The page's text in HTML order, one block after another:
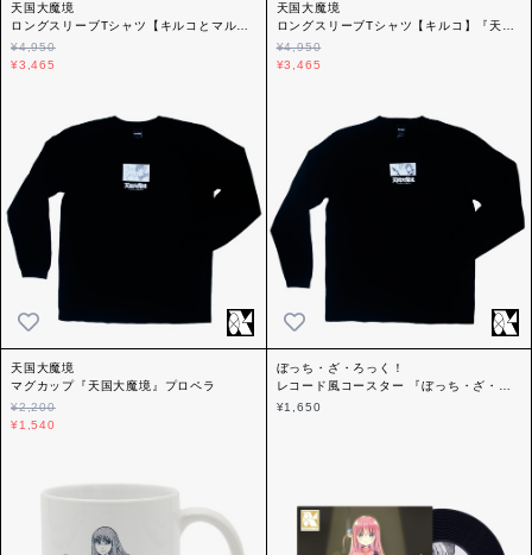
天国大魔境
ロングスリーブTシャツ【キルコとマル】
『天国大魔境』プロペラ
¥4,950
¥3,465
天国大魔境
ロングスリーブTシャツ【キルコ】『天国
大魔境』プロペラ
¥4,950
¥3,465
天国大魔境
マグカップ『天国大魔境』プロペラ
¥2,200
¥1,540
ぼっち・ざ・ろっく！
レコード風コースター 『ぼっち・ざ・ろ
っく！』プロペラ
¥1,650